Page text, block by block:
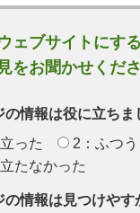
ェブサイトにす
をお聞かせくだ
の情報は役に立ちま
った
2：ふつう
たなかった
の情報は見つけやす